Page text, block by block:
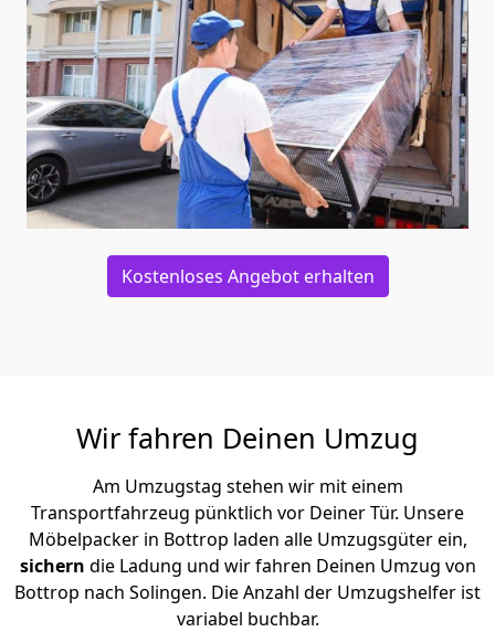
Kostenloses Angebot erhalten
Wir fahren Deinen Umzug
Am Umzugstag stehen wir mit einem
Transportfahrzeug pünktlich vor Deiner Tür. Unsere
Möbelpacker in Bottrop laden alle Umzugsgüter ein,
sichern die Ladung und wir fahren Deinen Umzug von
Bottrop nach Solingen. Die Anzahl der Umzugshelfer ist
variabel buchbar.